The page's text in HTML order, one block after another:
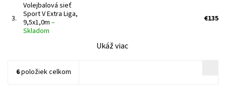
3.
Volejbalová sieť
Sport V Extra Liga,
9,5x1,0m –
Skladom
€135
Ukáž viac
6položiek celkom